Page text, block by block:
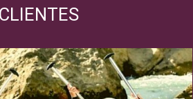
CLIENTES